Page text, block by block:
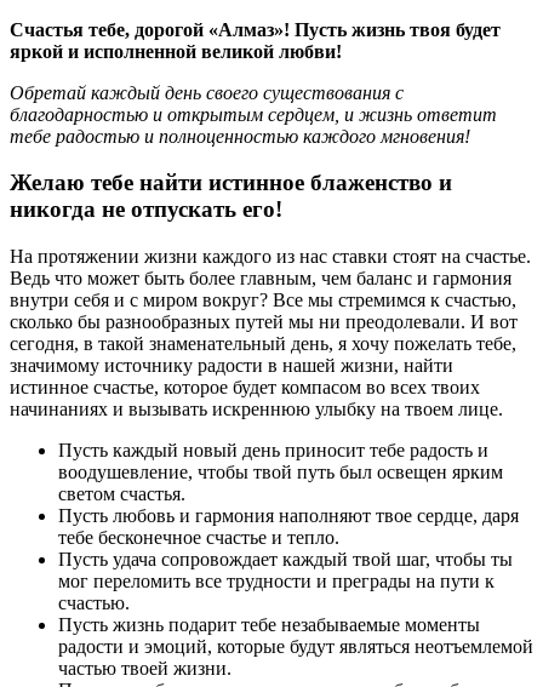
Счастья тебе, дорогой «Алмаз»! Пусть жизнь твоя будет
яркой и исполненной великой любви!
Обретай каждый день своего существования с
благодарностью и открытым сердцем, и жизнь ответит
тебе радостью и полноценностью каждого мгновения!
Желаю тебе найти истинное блаженство и
никогда не отпускать его!
На протяжении жизни каждого из нас ставки стоят на счастье.
Ведь что может быть более главным, чем баланс и гармония
внутри себя и с миром вокруг? Все мы стремимся к счастью,
сколько бы разнообразных путей мы ни преодолевали. И вот
сегодня, в такой знаменательный день, я хочу пожелать тебе,
значимому источнику радости в нашей жизни, найти
истинное счастье, которое будет компасом во всех твоих
начинаниях и вызывать искреннюю улыбку на твоем лице.
Пусть каждый новый день приносит тебе радость и
воодушевление, чтобы твой путь был освещен ярким
светом счастья.
Пусть любовь и гармония наполняют твое сердце, даря
тебе бесконечное счастье и тепло.
Пусть удача сопровождает каждый твой шаг, чтобы ты
мог переломить все трудности и преграды на пути к
счастью.
Пусть жизнь подарит тебе незабываемые моменты
радости и эмоций, которые будут являться неотъемлемой
частью твоей жизни.